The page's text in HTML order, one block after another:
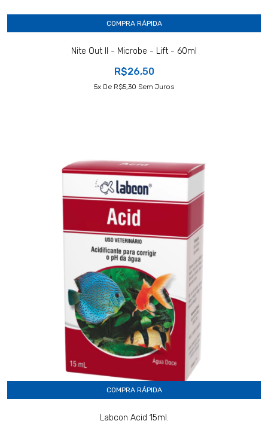
COMPRA RÁPIDA
Nite Out II - Microbe - Lift - 60ml
R$26,50
5X De R$5,30 Sem Juros
COMPRA RÁPIDA
Labcon Acid 15ml.